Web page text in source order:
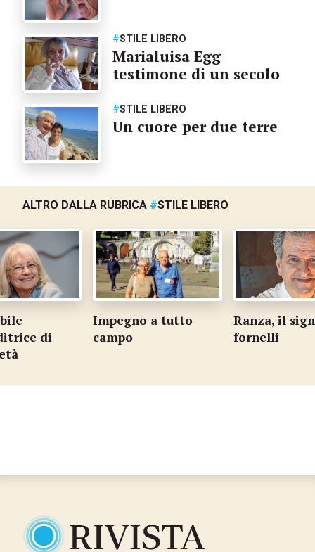
#STILE LIBERO
Marialuisa Egg
testimone di un secolo
#STILE LIBERO
Un cuore per due terre
ALTRO DALLA RUBRICA #STILE LIBERO
di
Impegno a tutto
campo
Ranza, il
fornelli